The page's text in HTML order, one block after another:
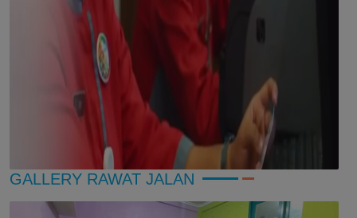
GALLERY RAWAT JALAN